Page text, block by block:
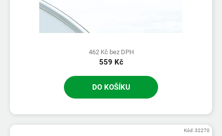
462 Kč bez DPH
559 Kč
DO KOŠÍKU
Kód:32270